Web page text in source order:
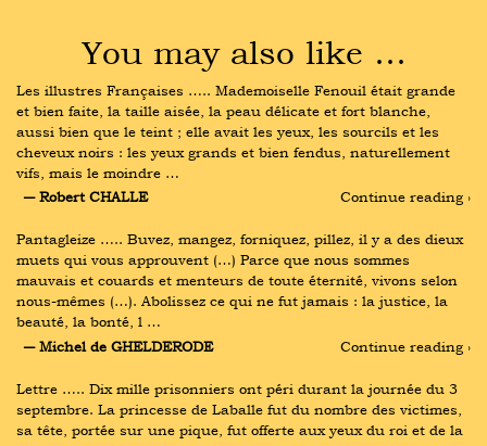
You may also like …
Les illustres Françaises ….. Mademoiselle Fenouil était grande
et bien faite, la taille aisée, la peau délicate et fort blanche,
aussi bien que le teint ; elle avait les yeux, les sourcils et les
cheveux noirs : les yeux grands et bien fendus, naturellement
vifs, mais le moindre …
― Robert CHALLE
Continue reading ›
Pantagleize ….. Buvez, mangez, forniquez, pillez, il y a des dieux
muets qui vous approuvent (…) Parce que nous sommes
mauvais et couards et menteurs de toute éternité, vivons selon
nous-mêmes (…). Abolissez ce qui ne fut jamais : la justice, la
beauté, la bonté, l …
― Michel de GHELDERODE
Continue reading ›
Lettre ….. Dix mille prisonniers ont péri durant la journée du 3
septembre. La princesse de Laballe fut du nombre des victimes,
sa tête, portée sur une pique, fut offerte aux yeux du roi et de la